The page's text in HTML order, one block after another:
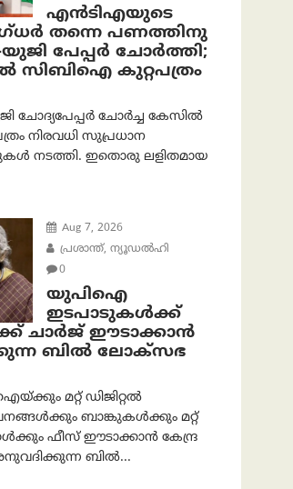
എൻ‌ടി‌എയുടെ
തന്നെ പണത്തിനു
യു‌ജി പേപ്പർ ചോർത്തി;
സിബിഐ കുറ്റപത്രം
ചോദ്യപേപ്പർ ചോർച്ച കേസിൽ
നിരവധി സുപ്രധാന
നടത്തി. ഇതൊരു ലളിതമായ
Aug 7, 2026
പ്രശാന്ത്, ന്യൂഡല്‍ഹി
0
യുപിഐ
ഇടപാടുകൾക്ക്
ചാർജ് ഈടാക്കാൻ
ബിൽ ലോക്‌സഭ
മറ്റ് ഡിജിറ്റൽ
ബാങ്കുകൾക്കും മറ്റ്
ഫീസ് ഈടാക്കാൻ കേന്ദ്ര
ബിൽ...